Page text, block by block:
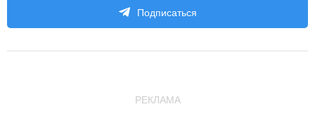
Подписаться
РЕКЛАМА